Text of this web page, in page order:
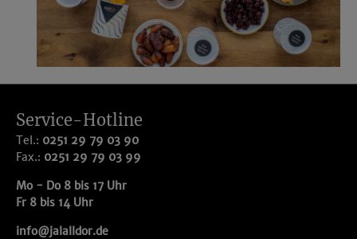
Service-Hotline
Tel.: 0251 29 79 03 90
Fax.: 0251 29 79 03 99
Mo - Do 8 bis 17 Uhr
Fr 8 bis 14 Uhr
info@jalalldor.de